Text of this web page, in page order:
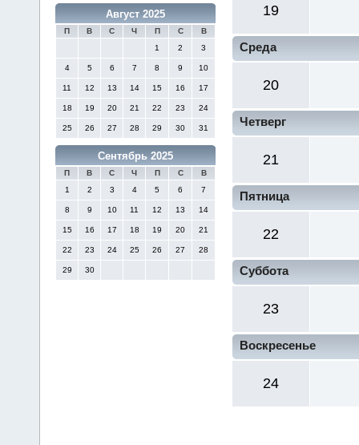
Август 2025
П В С Ч П С
В
1
2 3
4 5 6 7 8 9 10
11 12 13 14 15 16 17
18 19 20 21 22 23 24
25 26 27 28 29 30 31
Сентябрь 2025
П В С Ч П С
В
1
2 3 4 5 6 7
8 9 10 11 12 13 14
15 16 17 18 19 20 21
22 23 24 25 26 27 28
29 30
19
Среда
20
Четверг
21
Пятница
22
Суббота
23
Воскресенье
24